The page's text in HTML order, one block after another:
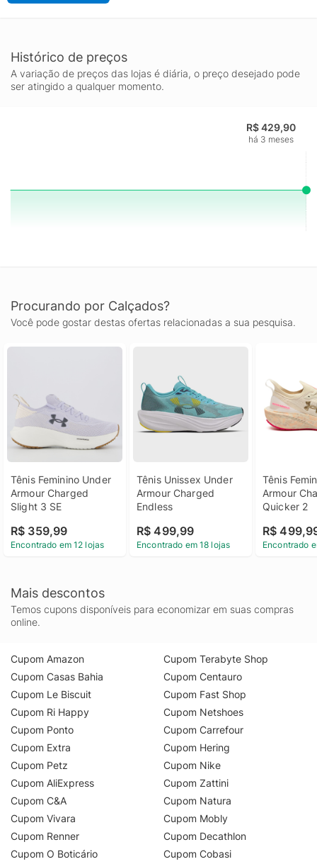
Histórico de preços
A variação de preços das lojas é diária, o preço desejado pode
ser atingido a qualquer momento.
R$ 429,90
há 3 meses
Procurando por Calçados?
Você pode gostar destas ofertas relacionadas a sua pesquisa.
Tênis Feminino Under
Armour Charged
Slight 3 SE
R$ 359,99
Encontrado em 12 lojas
Tênis Unissex Under
Armour Charged
Endless
R$ 499,99
Encontrado em 18 lojas
Tênis
Armour
Quicker 2
R$
Encontrado
Mais descontos
Temos cupons disponíveis para economizar em suas compras
online.
Cupom Amazon
Cupom Casas Bahia
Cupom Le Biscuit
Cupom Ri Happy
Cupom Ponto
Cupom Extra
Cupom Petz
Cupom AliExpress
Cupom C&A
Cupom Vivara
Cupom Renner
Cupom O Boticário
Cupom Terabyte Shop
Cupom Centauro
Cupom Fast Shop
Cupom Netshoes
Cupom Carrefour
Cupom Hering
Cupom Nike
Cupom Zattini
Cupom Natura
Cupom Mobly
Cupom Decathlon
Cupom Cobasi